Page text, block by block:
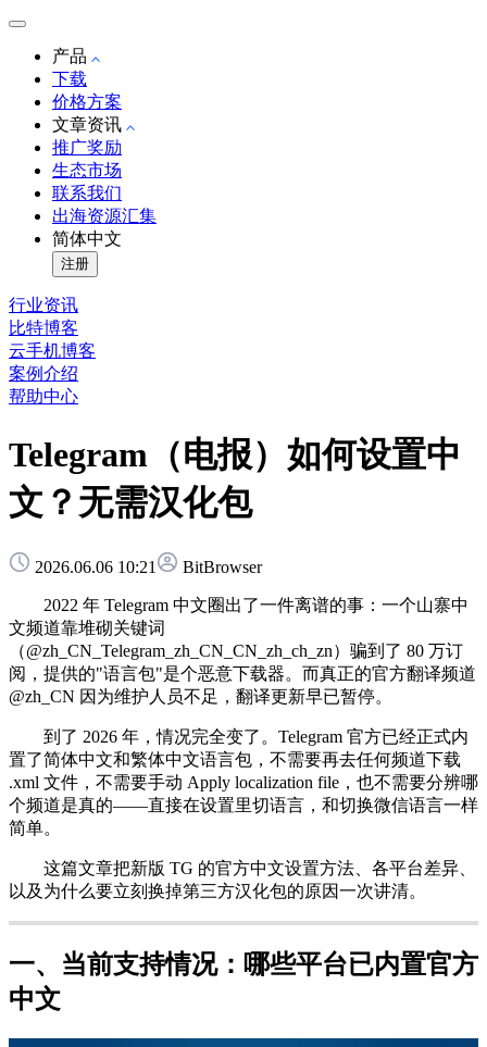
产品
下载
价格方案
文章资讯
推广奖励
生态市场
联系我们
出海资源汇集
简体中文
注册
行业资讯
比特博客
云手机博客
案例介绍
帮助中心
Telegram（电报）如何设置中
文？无需汉化包
2026.06.06 10:21 BitBrowser
2022 年 Telegram 中文圈出了一件离谱的事：一个山寨中
文频道靠堆砌关键词
（@zh_CN_Telegram_zh_CN_CN_zh_ch_zn）骗到了 80 万订
阅，提供的"语言包"是个恶意下载器。而真正的官方翻译频道
@zh_CN 因为维护人员不足，翻译更新早已暂停。
到了 2026 年，情况完全变了。Telegram 官方已经正式内
置了简体中文和繁体中文语言包，不需要再去任何频道下载
.xml 文件，不需要手动 Apply localization file，也不需要分辨哪
个频道是真的——直接在设置里切语言，和切换微信语言一样
简单。
这篇文章把新版 TG 的官方中文设置方法、各平台差异、
以及为什么要立刻换掉第三方汉化包的原因一次讲清。
一、当前支持情况：哪些平台已内置官方
中文